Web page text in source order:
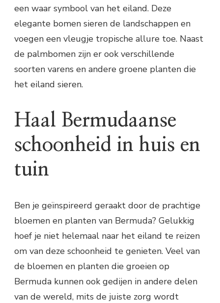
een waar symbool van het eiland. Deze
elegante bomen sieren de landschappen en
voegen een vleugje tropische allure toe. Naast
de palmbomen zijn er ook verschillende
soorten varens en andere groene planten die
het eiland sieren.
Haal Bermudaanse
schoonheid in huis en
tuin
Ben je geïnspireerd geraakt door de prachtige
bloemen en planten van Bermuda? Gelukkig
hoef je niet helemaal naar het eiland te reizen
om van deze schoonheid te genieten. Veel van
de bloemen en planten die groeien op
Bermuda kunnen ook gedijen in andere delen
van de wereld, mits de juiste zorg wordt